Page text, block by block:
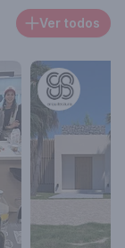
Ver todos